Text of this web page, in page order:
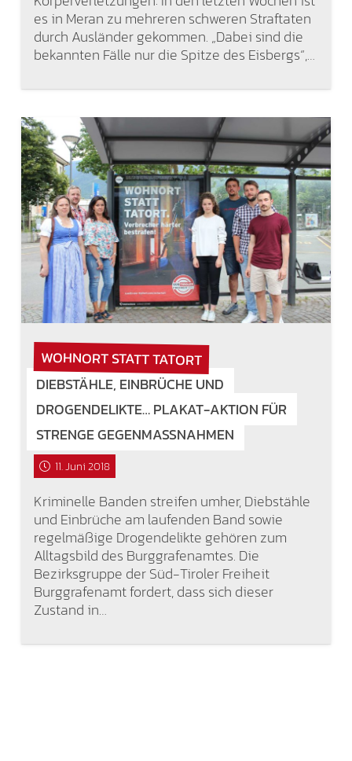
es in Meran zu mehreren schweren Straftaten
durch Ausländer gekommen. „Dabei sind die
bekannten Fälle nur die Spitze des Eisbergs“,…
WOHNORT STATT TATORT
DIEBSTÄHLE, EINBRÜCHE UND
DROGENDELIKTE… PLAKAT-AKTION FÜR
STRENGE GEGENMASSNAHMEN
11. Juni 2018
Kriminelle Banden streifen umher, Diebstähle
und Einbrüche am laufenden Band sowie
regelmäßige Drogendelikte gehören zum
Alltagsbild des Burggrafenamtes. Die
Bezirksgruppe der Süd-Tiroler Freiheit
Burggrafenamt fordert, dass sich dieser
Zustand in…